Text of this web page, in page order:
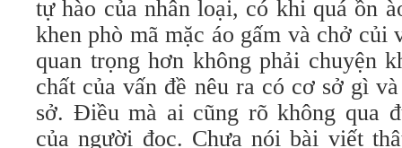
tự hào của nhân loại, có khi quá ồn
khen phò mã mặc áo gấm và chở củi
quan trọng hơn không phải chuyện
chất của vấn đề nêu ra có cơ sở gì
sở. Điều mà ai cũng rõ không qua
của người đọc. Chưa nói bài viết